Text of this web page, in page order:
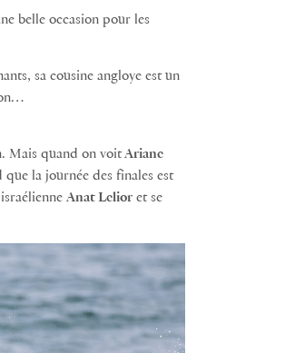
belle occasion pour les
sa cousine angloye est un
Mais quand on voitAriane
la journée des finales est
Anat Lelior et se